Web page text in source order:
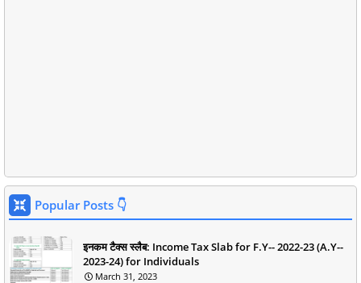
Popular Posts 👇
इनकम टैक्स स्लैब: Income Tax Slab for F.Y-- 2022-23 (A.Y--
2023-24) for Individuals
March 31, 2023